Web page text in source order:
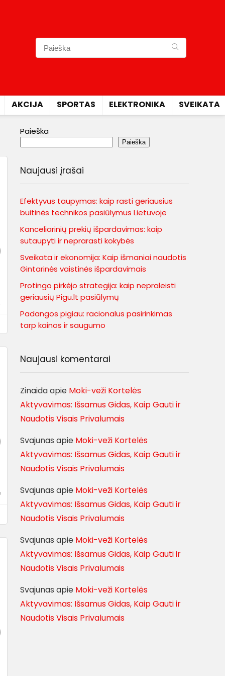
AKCIJA SPORTAS ELEKTRONIKA SVEIKATA
Paieška
Paieška
Naujausi įrašai
Efektyvus taupymas: kaip rasti geriausius
buitinės technikos pasiūlymus Lietuvoje
Kanceliarinių prekių išpardavimas: kaip
sutaupyti ir neprarasti kokybės
Sveikata ir ekonomija: Kaip išmaniai naudotis
Gintarinės vaistinės išpardavimais
Protingo pirkėjo strategija: kaip nepraleisti
geriausių Pigu.lt pasiūlymų
Padangos pigiau: racionalus pasirinkimas
tarp kainos ir saugumo
Naujausi komentarai
Zinaidaapie Moki-veži Kortelės
Aktyvavimas: Išsamus Gidas, Kaip Gauti ir
Naudotis Visais Privalumais
Svajunas apie Moki-veži Kortelės
Aktyvavimas: Išsamus Gidas, Kaip Gauti ir
Naudotis Visais Privalumais
Svajunas apie Moki-veži Kortelės
Aktyvavimas: Išsamus Gidas, Kaip Gauti ir
Naudotis Visais Privalumais
Svajunas apie Moki-veži Kortelės
Aktyvavimas: Išsamus Gidas, Kaip Gauti ir
Naudotis Visais Privalumais
Svajunas apie Moki-veži Kortelės
Aktyvavimas: Išsamus Gidas, Kaip Gauti ir
Naudotis Visais Privalumais